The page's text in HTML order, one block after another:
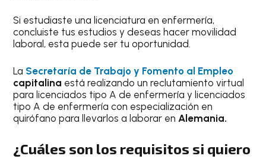
Si estudiaste una licenciatura en enfermería,
concluiste tus estudios y deseas hacer movilidad
laboral, esta puede ser tu oportunidad.
La Secretaría de Trabajo y Fomento al Empleo
capitalina está realizando un reclutamiento virtual
para licenciados tipo A de enfermería y licenciados
tipo A de enfermería con especialización en
quirófano para llevarlos a laborar en Alemania.
¿Cuáles son los requisitos si quiero